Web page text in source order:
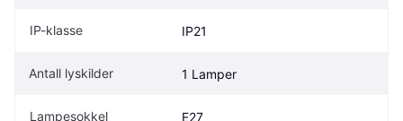
IP-klasse IP21
Antall lyskilder 1 Lamper
Lampesokkel E27